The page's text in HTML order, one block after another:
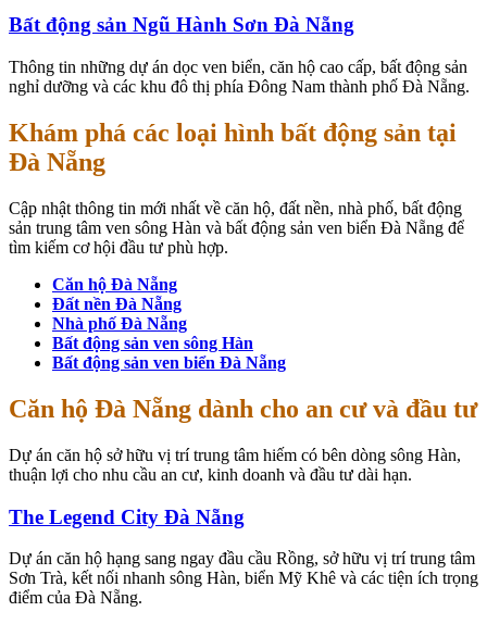
Bất động sản Ngũ Hành Sơn Đà Nẵng
Thông tin những dự án dọc ven biển, căn hộ cao cấp, bất động sản
nghỉ dưỡng và các khu đô thị phía Đông Nam thành phố Đà Nẵng.
Khám phá các loại hình bất động sản tại
Đà Nẵng
Cập nhật thông tin mới nhất về căn hộ, đất nền, nhà phố, bất động
sản trung tâm ven sông Hàn và bất động sản ven biển Đà Nẵng để
tìm kiếm cơ hội đầu tư phù hợp.
Căn hộ Đà Nẵng
Đất nền Đà Nẵng
Nhà phố Đà Nẵng
Bất động sản ven sông Hàn
Bất động sản ven biển Đà Nẵng
Căn hộ Đà Nẵng dành cho an cư và đầu tư
Dự án căn hộ sở hữu vị trí trung tâm hiếm có bên dòng sông Hàn,
thuận lợi cho nhu cầu an cư, kinh doanh và đầu tư dài hạn.
The Legend City Đà Nẵng
Dự án căn hộ hạng sang ngay đầu cầu Rồng, sở hữu vị trí trung tâm
Sơn Trà, kết nối nhanh sông Hàn, biển Mỹ Khê và các tiện ích trọng
điểm của Đà Nẵng.